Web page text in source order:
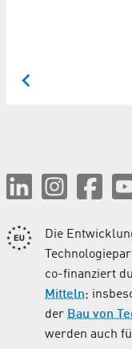
Die
co-finanziert
Mitteln;
der Bau von
werden auch